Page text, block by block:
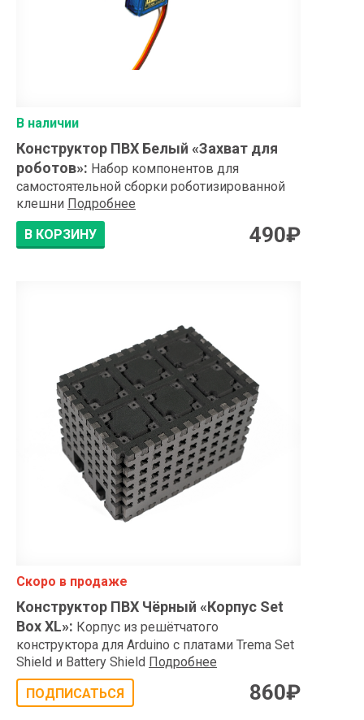
В наличии
Конструктор ПВХ Белый «Захват для
роботов»: Набор компонентов для
самостоятельной сборки роботизированной
клешни Подробнее
В КОРЗИНУ
490₽
Скоро в продаже
Конструктор ПВХ Чёрный «Корпус Set
Box XL»: Корпус из решётчатого
конструктора для Arduino с платами Trema Set
Shield и Battery Shield Подробнее
ПОДПИСАТЬСЯ 860₽